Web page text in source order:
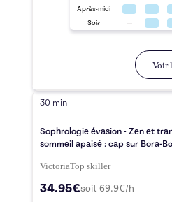
Après-midi
Soir
Voir
30 min
Sophrologie évasion - Zen et
sommeil apaisé : cap sur Bora-
VictoriaTop skiller
34.95€soit 69.9€/h